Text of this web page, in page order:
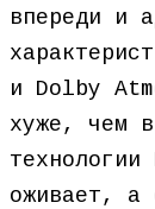
впереди и
и Dolby
хуже, чем в
оживает, а